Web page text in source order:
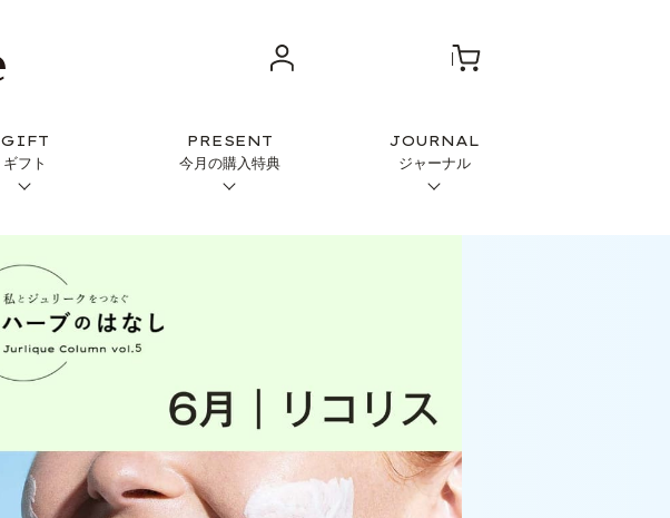
GIFT
ギフト
PRESENT
今月の購入特典
JOURNAL
ジャーナル